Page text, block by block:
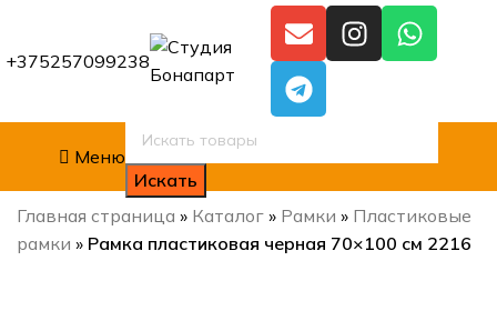
+375257099238
Меню
Искать
Главная страница » Каталог » Рамки » Пластиковые
рамки » Рамка пластиковая черная 70×100 см 2216